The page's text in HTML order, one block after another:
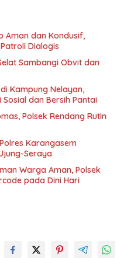
Aman dan Kondusif,
Dialogis
Sambangi Obvit dan
Kampung Nelayan,
dan Bersih Pantai
Polsek Rendang Rutin
Karangasem
Seraya
Warga Aman, Polsek
pada Dini Hari